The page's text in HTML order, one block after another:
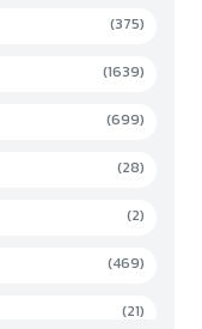
(375)
(1639)
(699)
(28)
(2)
(469)
(21)